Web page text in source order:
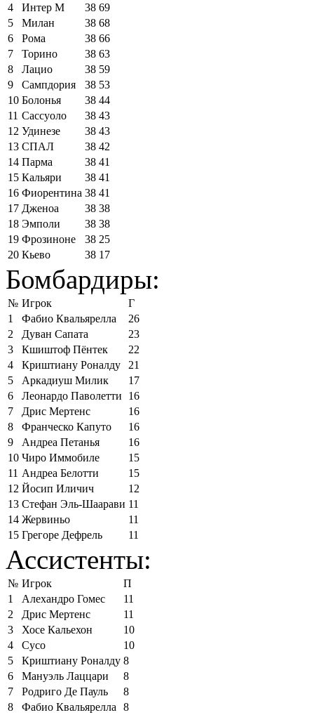
4
Интер М 38 69
5
Милан 38 68
6
Рома 38 66
7
Торино 38 63
8
Лацио 38 59
9
Сампдория 38 53
10 Болонья 38 44
11 Сассуоло 38 43
12 Удинезе 38 43
13 СПАЛ 38 42
14 Парма 38 41
15 Кальяри 38 41
16 Фиорентина 38 41
17 Дженоа 38 38
18 Эмполи 38 38
19 Фрозиноне 38 25
20 Кьево 38 17
Бомбардиры:
№ Игрок
Г
1
Фабио Квальярелла
26
2
Дуван Сапата
23
3
Кшиштоф Пёнтек
22
4
Криштиану Роналду
21
5
Аркадиуш Милик
17
6
Леонардо Паволетти
16
7
Дрис Мертенс
16
8
Франческо Капуто
16
9
Андреа Петанья
16
10 Чиро Иммобиле
15
11 Андреа Белотти
15
12 Йосип Иличич
12
13 Стефан Эль-Шаарави 11
14 Жервиньо
11
15 Грегоре Дефрель 11
Ассистенты:
№ Игрок
П
1
Алехандро Гомес
11
2
Дрис Мертенс
11
3
Хосе Кальехон
10
4
Сусо
10
5
Криштиану Роналду 8
6
Мануэль Лаццари
8
7
Родриго Де Пауль
8
8
Фабио Квальярелла
8